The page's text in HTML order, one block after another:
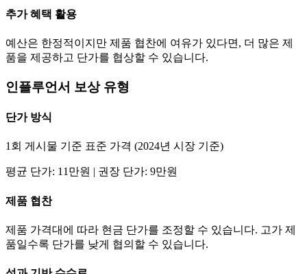
추가 혜택 활용
예산은 한정적이지만 제품 협찬에 여유가 있다면, 더 많은 제
품을 제공하고 단가를 협상할 수 있습니다.
인플루언서 보상 유형
단가방식
1회 게시물 기준 표준 가격 (2024년 시장 기준)
평균 단가: 11만원 | 권장 단가: 9만원
제품 협찬
제품 가격대에 따라 현금 단가를 조정할 수 있습니다. 고가 제
품일수록 단가를 낮게 협의할 수 있습니다.